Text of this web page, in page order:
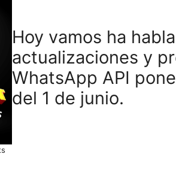
Hoy vamos ha
actualizaciones y
WhatsApp API
del 1 de junio.